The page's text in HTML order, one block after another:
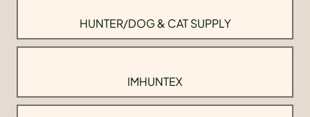
HUNTER/DOG & CAT SUPPLY
IMHUNTEX